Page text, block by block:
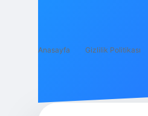
Anasayfa Gizlilik Politikası